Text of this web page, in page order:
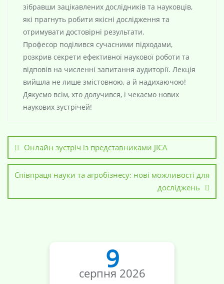
зібравши зацікавлених дослідників та науковців,
які прагнуть робити якісні дослідження та
отримувати достовірні результати.
Професор поділився сучасними підходами,
розкрив секрети ефективної наукової роботи та
відповів на численні запитання аудиторії. Лекція
вийшла не лише змістовною, а й надихаючою!
Дякуємо всім, хто долучився, і чекаємо нових
наукових зустрічей!
Онлайн зустріч із представниками JICA
Співпраця науки та агробізнесу: нові можливості для
досліджень
9
серпня 2026